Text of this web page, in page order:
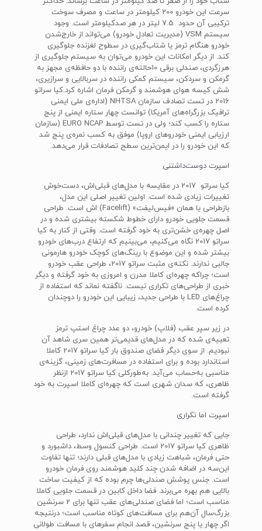
سرعت این خودرو 200 کیلومتر در ساعت و مصرف سوخت
ترکیبی آن حدود 7.5 لیتر در هر صدکیلومتر است. وجود
سیستم‌ VSM‌ (مدیریت تعادل خودرو) می‌تواند از خارج‌‎شدن
خودرو هنگام ترمز یا شتاب‌گیری در سطوح لغزنده جلوگیری
کند. از دیگر امکانات این خودرو می‌توان به سیستم جلوگیری از
هرزگردی، صندلی برقی 10حالته‌ی راننده‌ با دو حافظه‌‌ی مجهز به
گرمکن و سردکن، سیستم کمکی ‌راننده در سربالایی و سرازیری،
شش کیسه‌ هوای هوشمند و گرمکن فرمان اشاره کرد.کیا سراتو
2016 در تست تصادف سازمان‌ NHTSA‌ (اداره‌ی ملی ایمنی
ترافیک بزرگراه‌های آمریکا) توانست چهار ستاره ایمنی از پنج
ستاره را کسب کند؛ ولی در تست توسط ‌EURO NCAP‌ (سازمان
ارزیابی ایمنی خودروهای اروپا) موفق به کسب نمره‌ی پنج شد
که این خودرو را در ایمن‌ترین سطح تصادفات قرار می‌دهد.
اسپرت دوست‌داشتنی
کیا سراتو 2017 در مقایسه با مدل‌های قبلی‌اش، دست‌خوش
تغییرات زیادی شده است. اولین تغییر اصلی این مدل،
بازطراحی یا همان «فیس‌لیفت» (Facelift) اش است. طراحی
قسمت جلویی خودرو دارای خطوط شکسته بیشتری شده و در
اصل چهره‌ی خشن‌تری به خود گرفته است. وقتی از کنار به کیا
سراتو 2017 نگاه می‌کنیم، می‌بینیم که ارتفاع درب‌های خودرو
بیشتر شده و این موضوع با رینگ‌های کوچک خودرو هارمونی
جالبی ندارند. نکته‌ی مثبت سراتو 2017، طراحی عقب خودرو
است؛ چراکه چهره‌ای کاملا مدرن و امروزی به خود گرفته و دیگر
خبری از طراحی‌های تکراری نیست. ناگفته نماند که استفاده از
چراغ‌های LED با طراحی جدید، زیبایی این خودرو را دوچندان
کرده است.
در زیر سپر عقب (فلاپ) خودرو، دو عدد چراغ استپ ترمز
تعبیه‌ی شده که در مدل‌های قدیمی‌تر همین سری شاهد آن
نبودیم. از سوی دیگر فضای صندوق بار کیا سراتو 2017 کاملا
استاندارد بوده و برای استفاده در مسافرت‌های زمینی، گزینه‌ی
مناسبی به‌حساب می‌آید. به‌طورکلی کیا سراتو 2017 ازنظر
ظاهری، که سدان شهری است که چهره‌ای کاملا اسپرت به خود
گرفته است.
اسپرت اما تکراری
جایی که تغییر چندانی با مدل‌های قبلی‌اش ندارد، طراحی
ظاهری کیا سراتو 2017 است. طراحی کنسول وسط، داشبورد و
حتی فرمان، شباهت زیادی با مدل‌های قبلی دارند؛ تنها تفاوت
این‌سه در اضافه شدن چند کلید هوشمند روی فرمان خودرو
است. جنس پوشش صندلی‌ها چرم بوده که از کیفیت ساخت
بالایی هم بهره می‌برند. فضا داخل کابین در قسمت جلویی کاملا
مناسب است؛ اما فضای صندلی‌های عقب تنها برای 2 سرنشین
بزرگ‌سال آن‌هم برای مسافت‌های کوتاه مناسب است؛ درنتیجه
اگر چهار یا پنج سرنشین، قصد انجام سفرهای با مسافت طولانی